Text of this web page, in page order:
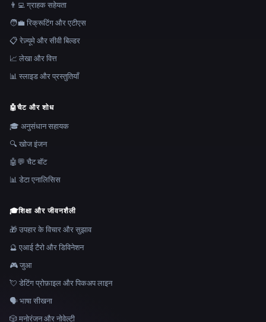
👨‍💻 ग्राहक सहेयता
🧑‍💼 रिक्रूटिंग और एटीएस
📋 रेज़्यूमे और सीवी बिल्डर
📈 लेखा और वित्त
📊 स्लाइड और प्रस्तुतियाँ
🤖चैट और शोध
🎓 अनुसंधान सहायक
🔍 खोज इंजन
🤖💬 चैट बॉट
📊 डेटा एनालिसिस
🎓शिक्षा और जीवनशैली
🎁 उपहार के विचार और सुझाव
🔮 एआई टैरो और डिविनेशन
🎮 जुआ
💘 डेटिंग प्रोफ़ाइल और पिकअप लाइन
🗣️ भाषा सीखना
🎲 मनोरंजन और नोवेल्टी